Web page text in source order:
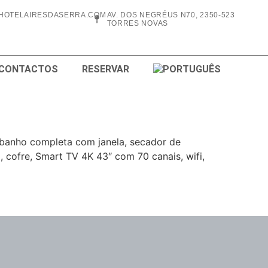
AV. DOS NEGRÉUS N70, 2350-523
TORRES NOVAS
RESERVAR
completa com janela, secador de
Smart TV 4K 43″ com 70 canais, wifi,